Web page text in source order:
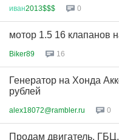
иван2013$$$ 0
мотор 1.5 16 клапанов
Biker89 16
Генератор на Хонда
рублей
alex18072@rambler.ru 0
Продам двигатель,